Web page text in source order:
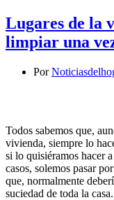
Lugares de la
limpiar una
Por
Todos sabemos que,
vivienda, siempre lo
si lo quisiéramos hacer
casos, solemos pasar
que, normalmente
suciedad de toda la